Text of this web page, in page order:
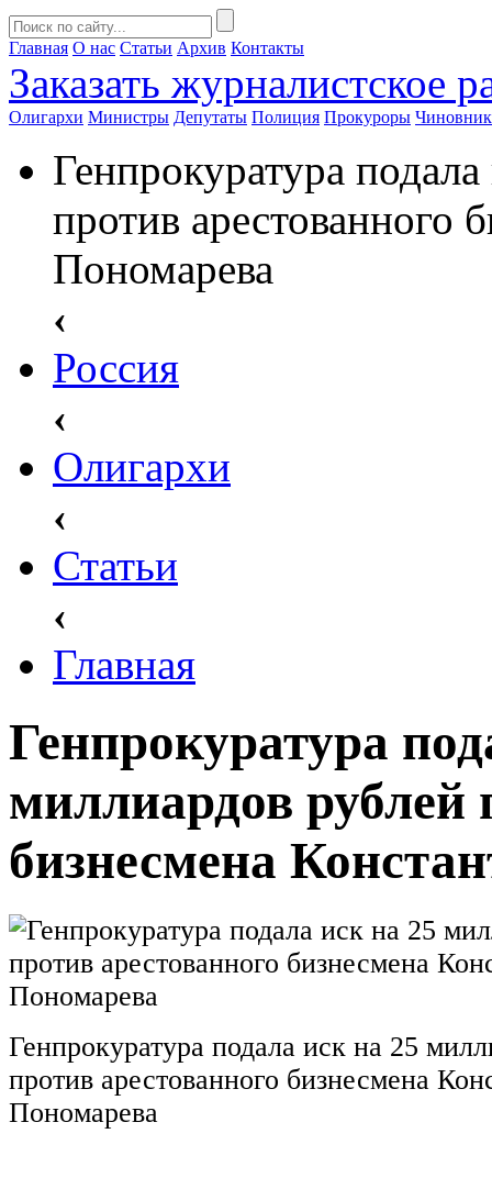
Главная О нас Статьи Архив Контакты
Заказать журналистское
Олигархи Министры Депутаты Полиция Прокуроры
Генпрокуратура
против арестованного
Пономарева
‹
Россия
‹
Олигархи
‹
Статьи
‹
Главная
Генпрокуратура
миллиардов рублей
бизнесмена
Генпрокуратура подала иск на 25
против арестованного бизнесмена
Пономарева